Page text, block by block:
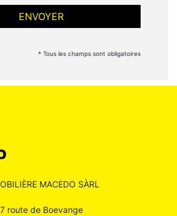
* Tous les champs sont obligatoires
MACEDO SÀRL
7 route de Boevange